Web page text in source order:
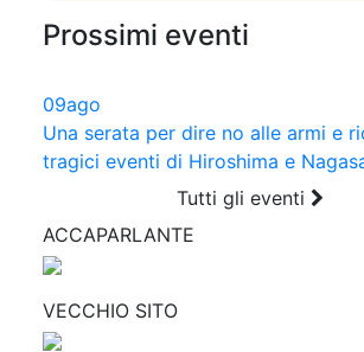
Prossimi eventi
09ago
Una serata per dire no alle armi e
tragici eventi di Hiroshima e
Tutti gli eventi
ACCAPARLANTE
VECCHIO SITO